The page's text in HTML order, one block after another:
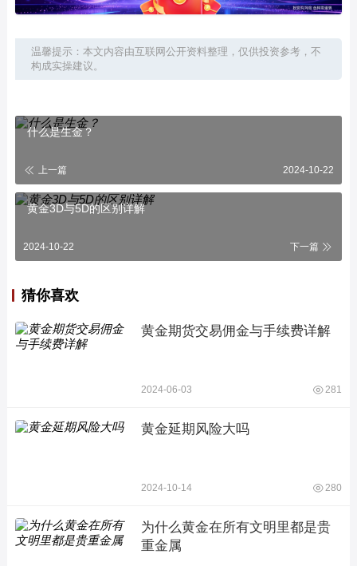
温馨提示：本文内容由互联网公开资料整理，仅供投资参考，不
构成实操建议。
什么是生金？
上一篇 2024-10-22
黄金3D与5D的区别详解
2024-10-22 下一篇
猜你喜欢
黄金期货交易佣金与手续费详解
2024-06-03 281
黄金延期风险大吗
2024-10-14 280
为什么黄金在所有文明里都是贵
重金属